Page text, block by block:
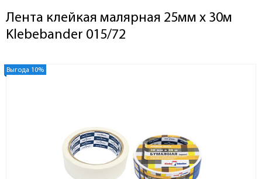
Лента клейкая малярная 25мм x 30м
Klebebander 015/72
Выгода 10%